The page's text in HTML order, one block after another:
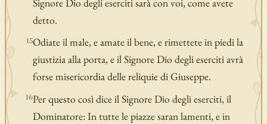
detto.
15Odiate il male, e amate il bene, e rimettete in piedi la
giustizia alla porta, e il Signore Dio degli eserciti avrà
forse misericordia delle reliquie di Giuseppe.
16Per questo così dice il Signore Dio degli eserciti, il
Dominatore: In tutte le piazze saran lamenti, e in